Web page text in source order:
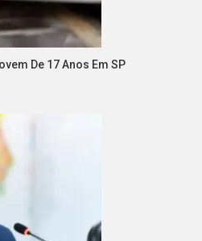
De 17 Anos Em SP